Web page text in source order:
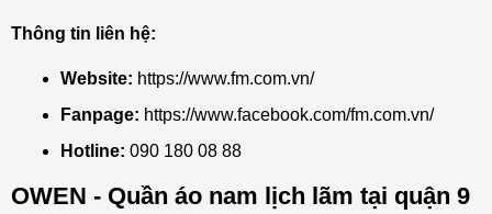
Thông tin liên hệ:
Website: https://www.fm.com.vn/
Fanpage: https://www.facebook.com/fm.com.vn/
Hotline: 090 180 08 88
OWEN - Quần áo nam lịch lãm tại quận 9